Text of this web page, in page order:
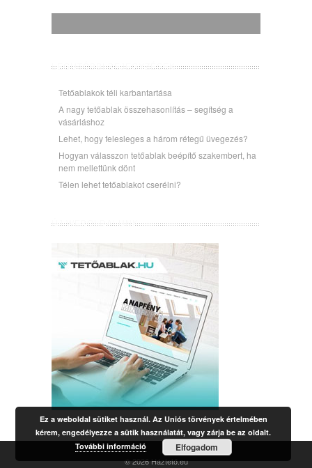
LEGUTÓBBI BEJEGYZÉSEK
Tetőablakok téli karbantartása
A nagy tetőablak összehasonlítás – segítség a
vásárláshoz
Lehet, hogy felesleges a három rétegű üvegezés?
Hogyan válasszon tetőablak beépítő szakembert, ha
nem mellettünk dönt
Télen lehet tetőablakot cserélni?
ÚJ WEBOLDALUNK
© 2026Háztető.eu
Ez a weboldal sütiket használ. Az Uniós törvények értelmében
kérem, engedélyezze a sütik használatát, vagy zárja be az oldalt.
További információ
Elfogadom